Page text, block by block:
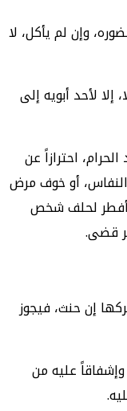
وإن لم يأكل، لا
لأحد أبويه إلى
احترازاً عن
أو خوف مرض
أفطر لحلف شخص
قضى.
إن حنث، فيجوز
وإشفاقاً عليه من